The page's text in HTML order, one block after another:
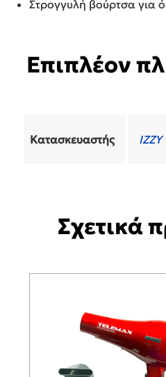
Στρογγυλή βούρτσα για
Επιπλέον
Κατασκευαστής IZZY
Σχετικά